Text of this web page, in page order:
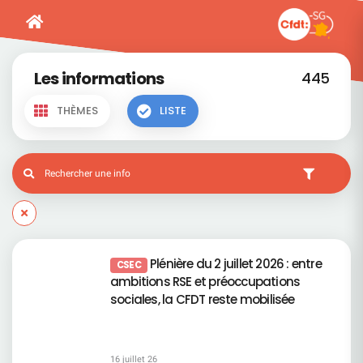
Les informations 445
THÈMES LISTE
CSEC Plénière du 2 juillet 2026 : entre
ambitions RSE et préoccupations
sociales, la CFDT reste mobilisée
16 juillet 26